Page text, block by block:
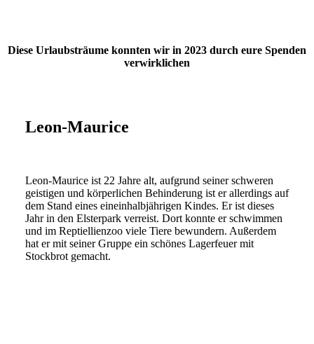
Diese Urlaubsträume konnten wir in 2023 durch eure Spenden
verwirklichen
Leon-Maurice
Leon-Maurice ist 22 Jahre alt, aufgrund seiner schweren
geistigen und körperlichen Behinderung ist er allerdings auf
dem Stand eines eineinhalbjährigen Kindes. Er ist dieses
Jahr in den Elsterpark verreist. Dort konnte er schwimmen
und im Reptiellienzoo viele Tiere bewundern. Außerdem
hat er mit seiner Gruppe ein schönes Lagerfeuer mit
Stockbrot gemacht.